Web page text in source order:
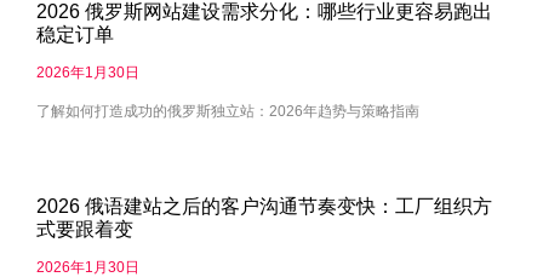
2026 俄罗斯网站建设需求分化：哪些行业更容易跑出
稳定订单
2026年1月30日
了解如何打造成功的俄罗斯独立站：2026年趋势与策略指南
2026 俄语建站之后的客户沟通节奏变快：工厂组织方
式要跟着变
2026年1月30日